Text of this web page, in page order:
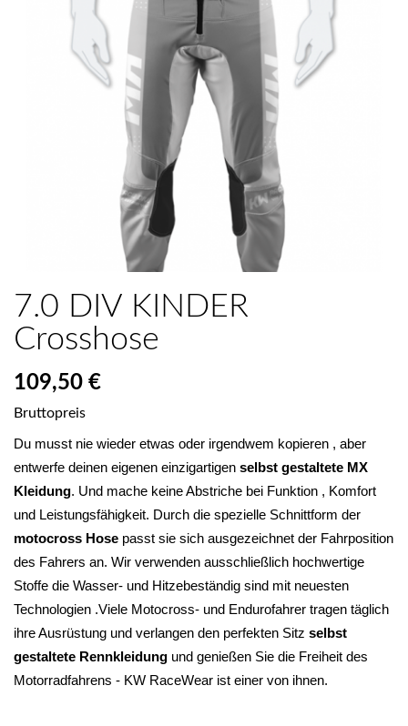
7.0 DIV KINDER
Crosshose
109,50 €
Bruttopreis
Du musst nie wieder etwas oder irgendwem kopieren , aber
entwerfe deinen eigenen einzigartigen selbst gestaltete MX
Kleidung. Und mache keine Abstriche bei Funktion , Komfort
und Leistungsfähigkeit.
motocross Hose passt sie sich ausgezeichnet der Fahrposition
des Fahrers an. Wir verwenden ausschließlich hochwertige
Stoffe die Wasser- und Hitzebeständig sind mit neuesten
Technologien .Viele Motocross- und Endurofahrer tragen täglich
ihre Ausrüstung und verlangen den perfekten Sitz selbst
gestaltete Rennkleidung und genießen Sie die Freiheit des
Motorradfahrens - KW RaceWear ist einer von ihnen.